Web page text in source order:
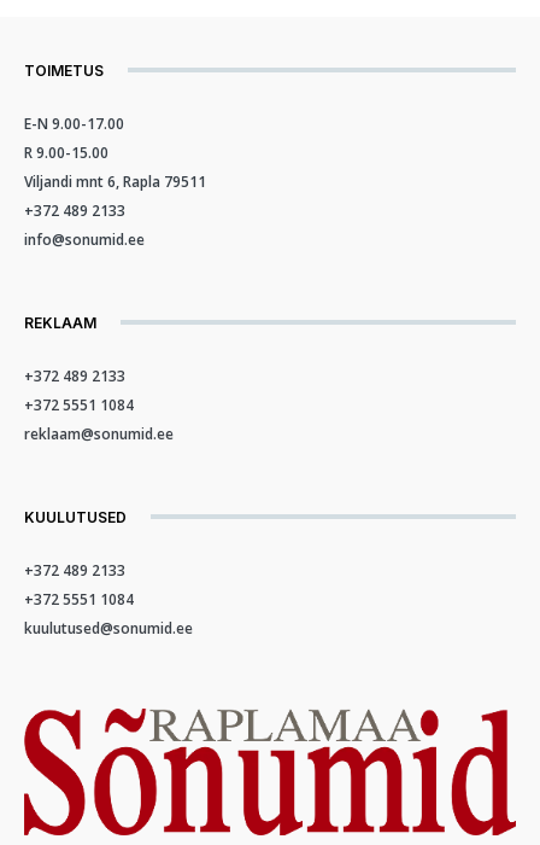
TOIMETUS
E-N 9.00-17.00
R 9.00-15.00
Viljandi mnt 6, Rapla 79511
+372 489 2133
info@sonumid.ee
REKLAAM
+372 489 2133
+372 5551 1084
reklaam@sonumid.ee
KUULUTUSED
+372 489 2133
+372 5551 1084
kuulutused@sonumid.ee